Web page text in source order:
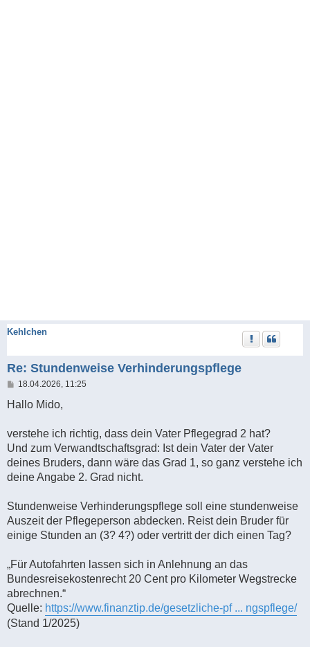
Kehlchen
Re: Stundenweise Verhinderungspflege
B
i
a
18.04.2026, 11:25
Hallo Mido,
verstehe ich richtig, dass dein Vater Pflegegrad 2 hat?
Und zum Verwandtschaftsgrad: Ist dein Vater der Vater
deines Bruders, dann wäre das Grad 1, so ganz verstehe ich
deine Angabe 2. Grad nicht.
Stundenweise Verhinderungspflege soll eine stundenweise
Auszeit der Pflegeperson abdecken. Reist dein Bruder für
einige Stunden an (3? 4?) oder vertritt der dich einen Tag?
„Für Autofahrten lassen sich in Anlehnung an das
Bundesreisekostenrecht 20 Cent pro Kilometer Wegstrecke
abrechnen.“
Quelle: https://www.finanztip.de/gesetzliche-pf ... ngspflege/
(Stand 1/2025)